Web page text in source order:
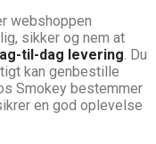
webshoppen
sikker og nem at
til-dag levering. Du
kan genbestille
Smokey bestemmer
en god oplevelse